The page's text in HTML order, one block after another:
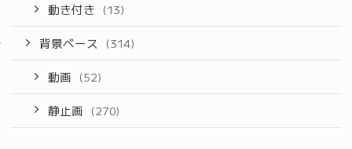
動き付き (13)
背景ベース (314)
動画 (52)
静止画 (270)